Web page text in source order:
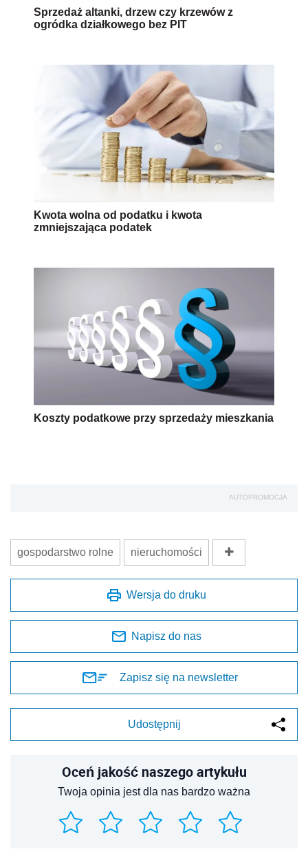
Sprzedaż altanki, drzew czy krzewów z
ogródka działkowego bez PIT
Kwota wolna od podatku i kwota
zmniejszająca podatek
Koszty podatkowe przy sprzedaży mieszkania
AUTOPROMOCJA
gospodarstwo rolne nieruchomości
Wersja do druku
Napisz do nas
Zapisz się na newsletter
Udostępnij
Oceń jakość naszego artykułu
Twoja opinia jest dla nas bardzo ważna